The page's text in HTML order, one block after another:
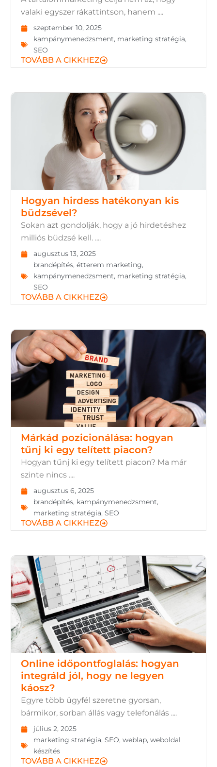
valaki egyszer rákattintson, hanem ....
szeptember 10, 2025
kampánymenedzsment, marketing stratégia,
SEO
TOVÁBB A CIKKHEZ
Hogyan hirdess hatékonyan kis
büdzsével?
Sokan azt gondolják, hogy a jó hirdetéshez
milliós büdzsé kell. ....
augusztus 13, 2025
brandépítés,étterem marketing,
kampánymenedzsment, marketing stratégia,
SEO
TOVÁBB A CIKKHEZ
Márkád pozicionálása: hogyan
tűnj ki egy telített piacon?
Hogyan tűnj ki egy telített piacon? Ma már
szinte nincs ....
augusztus 6, 2025
brandépítés, kampánymenedzsment,
marketing stratégia,SEO
TOVÁBB A CIKKHEZ
Online időpontfoglalás: hogyan
integráld jól, hogy ne legyen
káosz?
Egyre több ügyfél szeretne gyorsan,
bármikor, sorban állás vagy telefonálás ....
július 2, 2025
marketing stratégia,SEO,weblap,weboldal
készítés
TOVÁBB A CIKKHEZ